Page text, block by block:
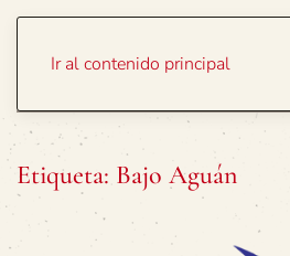
Ir al contenido principal
Etiqueta: Bajo Aguán